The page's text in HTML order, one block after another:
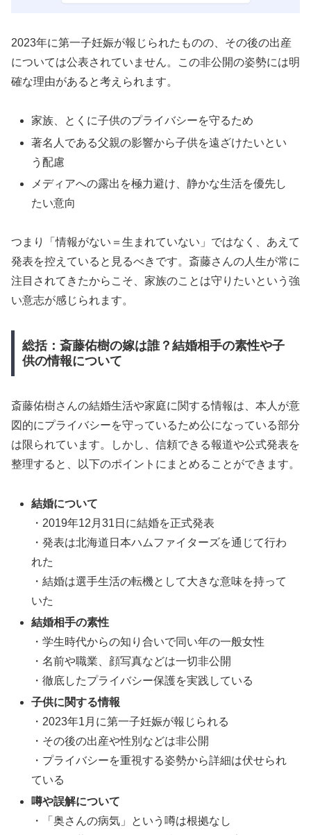
2023年に第一子妊娠が報じられたものの、その後の出産
については公表されていません。この非公開の姿勢には明
確な理由があると考えられます。
家族、とくに子供のプライバシーを守るため
著名人である父親の影響から子供を遠ざけたいとい
う配慮
メディアへの露出を極力避け、静かな生活を優先し
たい意向
つまり「情報がない＝生まれていない」ではなく、あえて
発表を控えていると見るべきです。斎藤さんの人生が常に
注目されてきたからこそ、家族のことは守りたいという強
い意志が感じられます。
総括：斎藤佑樹の嫁は誰？結婚相手の素性や子
供の情報について
斎藤佑樹さんの結婚生活や家庭に関する情報は、本人が意
図的にプライバシーを守っているため公になっている部分
は限られています。しかし、信頼できる報道や公式発表を
整理すると、以下のポイントにまとめることができます。
結婚について
・2019年12月31日に結婚を正式発表
・発表は北海道日本ハムファイターズを通じて行わ
れた
・結婚は選手生活の転機として大きな意味を持って
いた
結婚相手の素性
・学生時代からの知り合いで同い年の一般女性
・名前や職業、顔写真などは一切非公開
・徹底したプライバシー保護を実践している
子供に関する情報
・2023年1月に第一子妊娠が報じられる
・その後の出産や性別などは非公開
・プライバシーを重視する姿勢から詳細は伏せられ
ている
噂や誤解について
・「奥さんの病気」という噂は根拠なし